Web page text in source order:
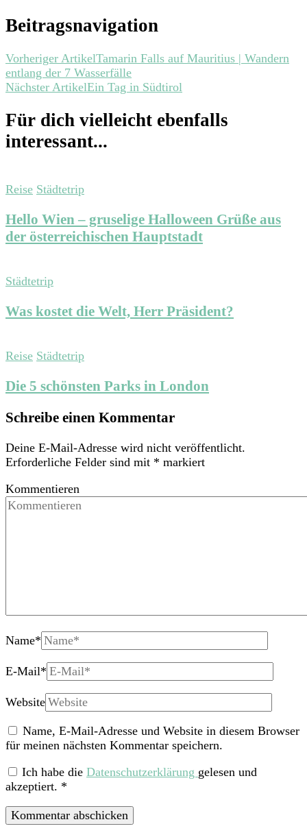
Beitragsnavigation
Vorheriger ArtikelTamarin Falls auf Mauritius | Wandern
entlang der 7 Wasserfälle
Nächster ArtikelEin Tag in Südtirol
Für dich vielleicht ebenfalls
interessant...
Reise Städtetrip
Hello Wien – gruselige Halloween Grüße aus
der österreichischen Hauptstadt
Städtetrip
Was kostet die Welt, Herr Präsident?
Reise Städtetrip
Die 5 schönsten Parks in London
Schreibe einen Kommentar
Deine E-Mail-Adresse wird nicht veröffentlicht.
Erforderliche Felder sind mit * markiert
Kommentieren
Name*
E-Mail*
Website
Name, E-Mail-Adresse und Website in diesem Browser
für meinen nächsten Kommentar speichern.
Ich habe die Datenschutzerklärung gelesen und
akzeptiert. *